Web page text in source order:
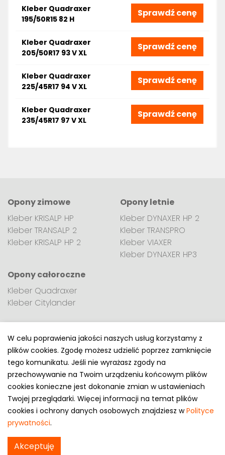
Kleber Quadraxer
195/50R15 82 H
Sprawdź cenę
Kleber Quadraxer
205/50R17 93 V XL
Sprawdź cenę
Kleber Quadraxer
225/45R17 94 V XL
Sprawdź cenę
Kleber Quadraxer
235/45R17 97 V XL
Sprawdź cenę
Opony zimowe
Kleber KRISALP HP
Kleber TRANSALP 2
Kleber KRISALP HP 2
Opony letnie
Kleber DYNAXER HP 2
Kleber TRANSPRO
Kleber VIAXER
Kleber DYNAXER HP3
Opony całoroczne
Kleber Quadraxer
Kleber Citylander
Polityka prywatności
e-mail: kontakt@opony.com.pl
Copyright © 2000-2023 Opony.com.pl
W celu poprawienia jakości naszych usług korzystamy z
plików cookies. Zgodę możesz udzielić poprzez zamknięcie
tego komunikatu. Jeśli nie wyrażasz zgody na
przechowywanie na Twoim urządzeniu końcowym plików
cookies konieczne jest dokonanie zmian w ustawieniach
Twojej przeglądarki. Więcej informacji na temat plików
cookies i ochrony danych osobowych znajdziesz wPolityce
prywatności.
Akceptuję